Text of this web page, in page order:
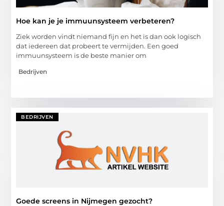
Hoe kan je je immuunsysteem verbeteren?
Ziek worden vindt niemand fijn en het is dan ook logisch
dat iedereen dat probeert te vermijden. Een goed
immuunsysteem is de beste manier om
Bedrijven
BEDRIJVEN
Goede screens in Nijmegen gezocht?